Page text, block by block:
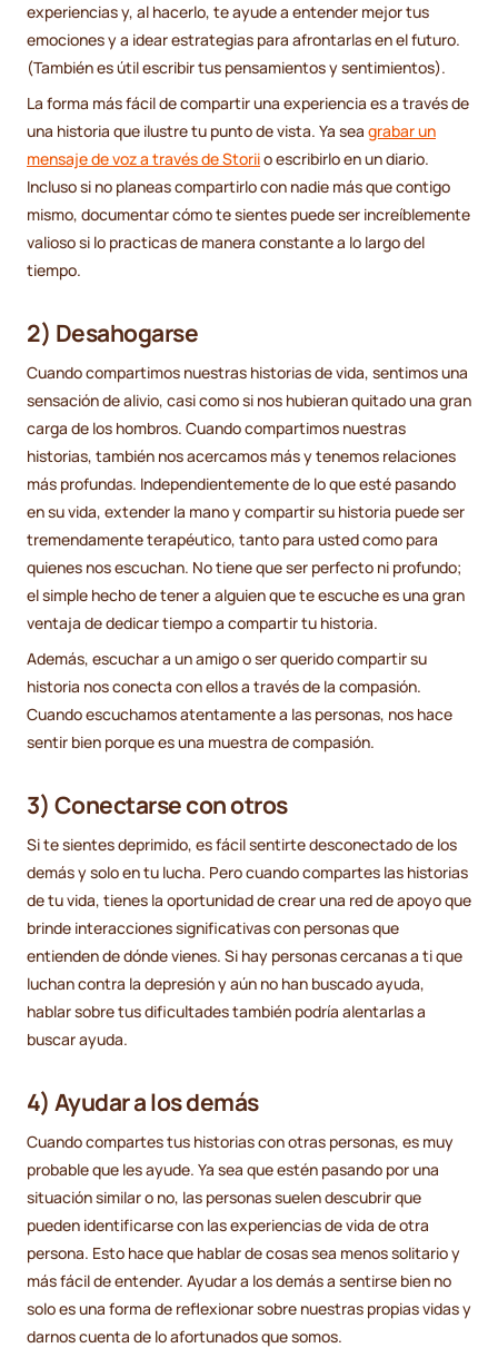
experiencias y, al hacerlo, te ayude a entender mejor tus
emociones y a idear estrategias para afrontarlas en el futuro.
(También es útil escribir tus pensamientos y sentimientos).
La forma más fácil de compartir una experiencia es a través de
una historia que ilustre tu punto de vista. Ya sea grabar un
mensaje de voz a través de Storiio escribirlo en un diario.
Incluso si no planeas compartirlo con nadie más que contigo
mismo, documentar cómo te sientes puede ser increíblemente
valioso si lo practicas de manera constante a lo largo del
tiempo.
2) Desahogarse
Cuando compartimos nuestras historias de vida, sentimos una
sensación de alivio, casi como si nos hubieran quitado una gran
carga de los hombros. Cuando compartimos nuestras
historias, también nos acercamos más y tenemos relaciones
más profundas. Independientemente de lo que esté pasando
en su vida, extender la mano y compartir su historia puede ser
tremendamente terapéutico, tanto para usted como para
quienes nos escuchan. No tiene que ser perfecto ni profundo;
el simple hecho de tener a alguien que te escuche es una gran
ventaja de dedicar tiempo a compartir tu historia.
Además, escuchar a un amigo o ser querido compartir su
historia nos conecta con ellos a través de la compasión.
Cuando escuchamos atentamente a las personas, nos hace
sentir bien porque es una muestra de compasión.
3) Conectarse con otros
Si te sientes deprimido, es fácil sentirte desconectado de los
demás y solo en tu lucha. Pero cuando compartes las historias
de tu vida, tienes la oportunidad de crear una red de apoyo que
brinde interacciones significativas con personas que
entienden de dónde vienes. Si hay personas cercanas a ti que
luchan contra la depresión y aún no han buscado ayuda,
hablar sobre tus dificultades también podría alentarlas a
buscar ayuda.
4) Ayudar a los demás
Cuando compartes tus historias con otras personas, es muy
probable que les ayude. Ya sea que estén pasando por una
situación similar o no, las personas suelen descubrir que
pueden identificarse con las experiencias de vida de otra
persona. Esto hace que hablar de cosas sea menos solitario y
más fácil de entender. Ayudar a los demás a sentirse bien no
solo es una forma de reflexionar sobre nuestras propias vidas y
darnos cuenta de lo afortunados que somos.